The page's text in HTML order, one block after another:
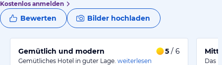
Kostenlos anmelden
Bewerten Bilder hochladen
Gemütlich und modern 5 / 6
Gemütliches Hotel in guter Lage. weiterlesen
Das